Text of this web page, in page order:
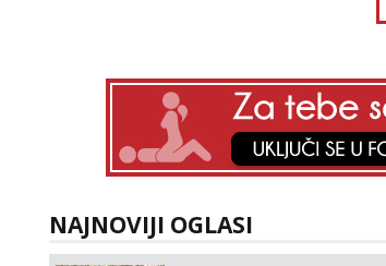
NAJNOVIJI OGLASI